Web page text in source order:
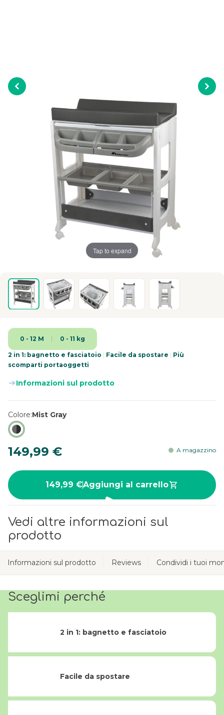
Tap to expand
0 - 12 M 0 - 11 kg
2 in 1: bagnetto e fasciatoio | Facile da spostare | Più
scomparti portaoggetti
Informazioni sul prodotto
Colore Mist Gray
149,99 € A magazzino
149,99 €Aggiungi al carrello
Vedi altre informazioni sul
prodotto
Informazioni sul prodotto Reviews Condividi i tuoi
Sceglimi perché
2 in 1: bagnetto e fasciatoio
Facile da spostare